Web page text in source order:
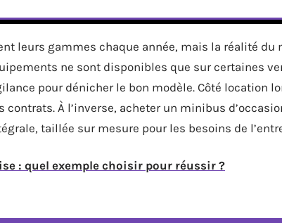
leurs gammes chaque année, mais la réalité du
ne sont disponibles que sur certaines
pour dénicher le bon modèle. Côté location
À l’inverse, acheter un minibus
taillée sur mesure pour les besoins de
: quel exemple choisir pour réussir ?